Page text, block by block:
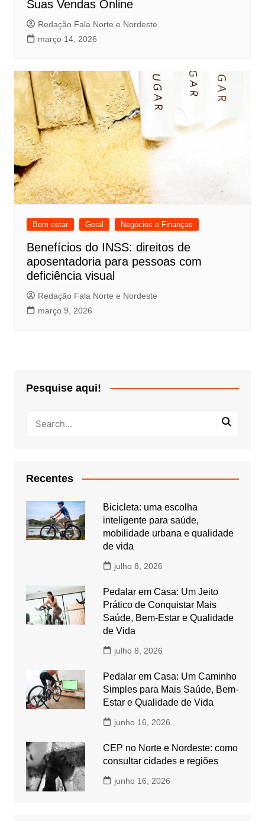
Suas Vendas Online
Redação Fala Norte e Nordeste
março 14, 2026
Bem estar Geral Negócios e Finanças
Benefícios do INSS: direitos de
aposentadoria para pessoas com
deficiência visual
Redação Fala Norte e Nordeste
março 9, 2026
Pesquise aqui!
Recentes
Bicicleta: uma escolha
inteligente para saúde,
mobilidade urbana e qualidade
de vida
julho 8, 2026
Pedalar em Casa: Um Jeito
Prático de Conquistar Mais
Saúde, Bem-Estar e Qualidade
de Vida
julho 8, 2026
Pedalar em Casa: Um Caminho
Simples para Mais Saúde, Bem-
Estar e Qualidade de Vida
junho 16, 2026
CEP no Norte e Nordeste: como
consultar cidades e regiões
junho 16, 2026